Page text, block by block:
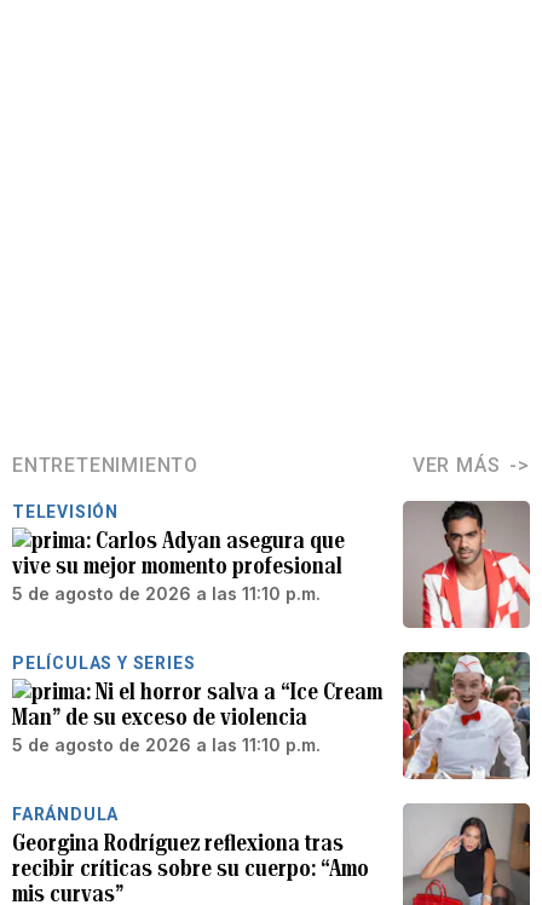
ENTRETENIMIENTO VER MÁS
TELEVISIÓN
Carlos Adyan asegura que
vive su mejor momento profesional
5 de agosto de 2026 a las 11:10 p.m.
PELÍCULAS Y SERIES
Ni el horror salva a “Ice Cream
Man” de su exceso de violencia
5 de agosto de 2026 a las 11:10 p.m.
FARÁNDULA
Georgina Rodríguez reflexiona tras
recibir críticas sobre su cuerpo: “Amo
mis curvas”